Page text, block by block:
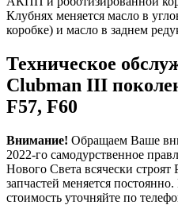
Клубнях меняется масло в
коробке) и масло в заднем
Техническое
Clubman III
F57, F60
Внимание! Oбращаем Ваше
2022-го самодурственное
Нового Света всячески строят
запчастей меняется
стоимость уточняйте по